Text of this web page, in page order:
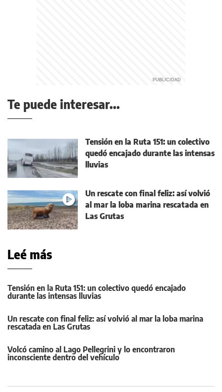
Te puede interesar...
Tensión en la Ruta 151: un colectivo
quedó encajado durante las intensas
lluvias
Un rescate con final feliz: así volvió
al mar la loba marina rescatada en
Las Grutas
Leé más
Tensión en la Ruta 151: un colectivo quedó encajado
durante las intensas lluvias
Un rescate con final feliz: así volvió al mar la loba marina
rescatada en Las Grutas
Volcó camino al Lago Pellegrini y lo encontraron
inconsciente dentro del vehículo